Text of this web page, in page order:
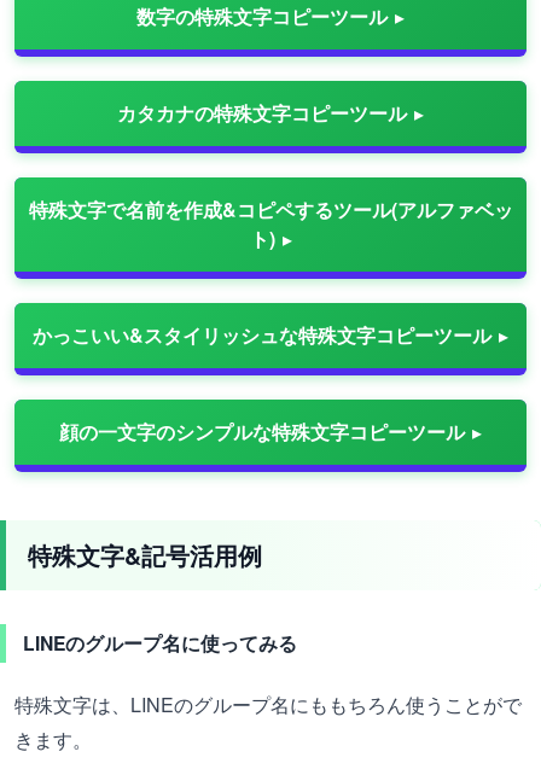
数字の特殊文字コピーツール
カタカナの特殊文字コピーツール
特殊文字で名前を作成&コピペするツール(アルファベッ
ト)
かっこいい&スタイリッシュな特殊文字コピーツール
顔の一文字のシンプルな特殊文字コピーツール
特殊文字&記号活用例
LINEのグループ名に使ってみる
特殊文字は、LINEのグループ名にももちろん使うことがで
きます。